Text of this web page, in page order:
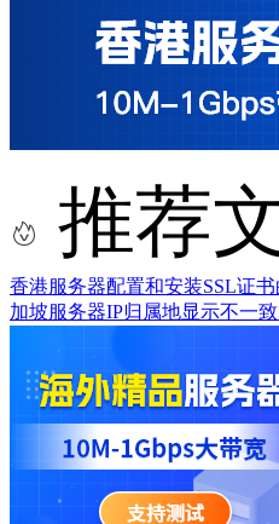
推荐
香港服务器配置和安装SSL证
加坡服务器IP归属地显示不一